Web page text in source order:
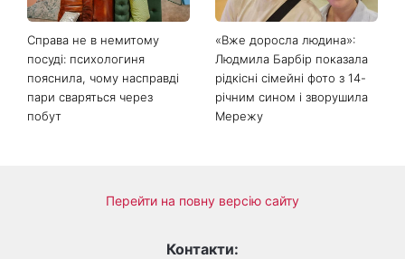
Справа не в немитому
посуді: психологиня
пояснила, чому насправді
пари сваряться через
побут
«Вже доросла людина»:
Людмила Барбір показала
рідкісні сімейні фото з 14-
річним сином і зворушила
Мережу
Перейти на повну версію сайту
Контакти: